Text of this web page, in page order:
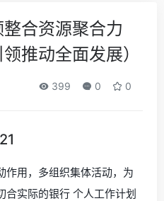
合资源聚合力
推动全面发展）
399 0 0
作用，多组织集体活动，为
合实际的银行 个人工作计划